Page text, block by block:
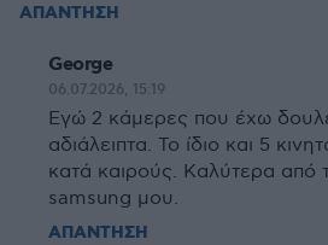
ΑΠΑΝΤΗΣΗ
George
06.07.2026, 15:19
Εγώ 2 κάμερες που έχω
αδιάλειπτα. Το ίδιο και 5
κατά καιρούς. Καλύτερα από
samsung μου.
ΑΠΑΝΤΗΣΗ